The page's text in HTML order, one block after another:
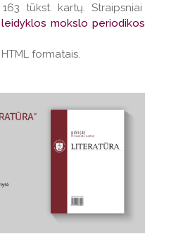
tūkst. kartų. Straipsniai
mokslo periodikos
formatais.